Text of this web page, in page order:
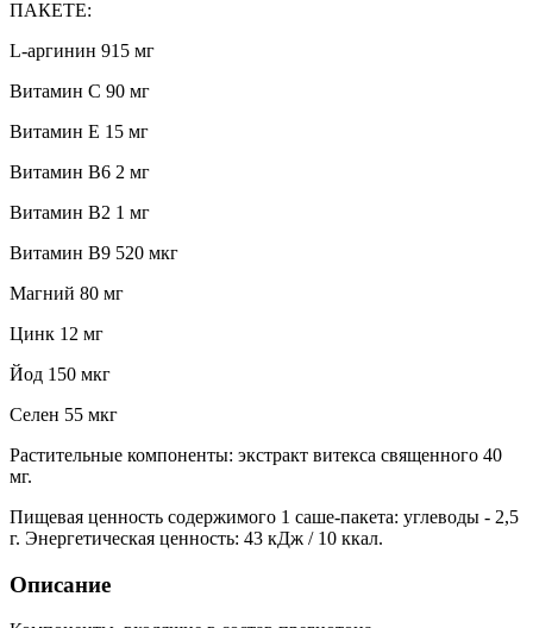
ПАКЕТЕ:
L-аргинин 915 мг
Витамин С 90 мг
Витамин Е 15 мг
Витамин В6 2 мг
Витамин В2 1 мг
Витамин В9 520 мкг
Магний 80 мг
Цинк 12 мг
Йод 150 мкг
Селен 55 мкг
Растительные компоненты: экстракт витекса священного 40
мг.
Пищевая ценность содержимого 1 саше-пакета: углеводы - 2,5
г. Энергетическая ценность: 43 кДж / 10 ккал.
Описание